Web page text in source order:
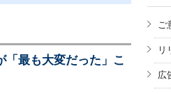
「最も大変だった」こ
ご
リ
広